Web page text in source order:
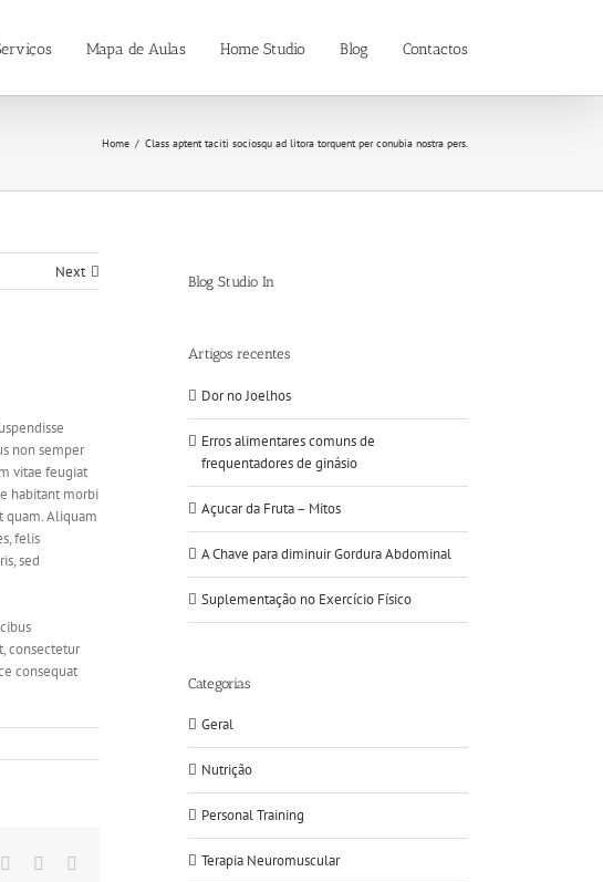
Mapa de Aulas Home Studio Blog Contactos
Home / Class aptent taciti sociosqu ad litora torquent per conubia nostra pers.
Next
non semper
vitae feugiat
habitant morbi
quam. Aliquam
felis
sed
consectetur
consequat
Pinterest
Blog Studio In
Artigos recentes
Dor no Joelhos
Erros alimentares comuns de
frequentadores de ginásio
Açucar da Fruta – Mitos
A Chave para diminuir Gordura Abdominal
Suplementação no Exercício Físico
Categorias
Geral
Nutrição
Personal Training
Terapia Neuromuscular